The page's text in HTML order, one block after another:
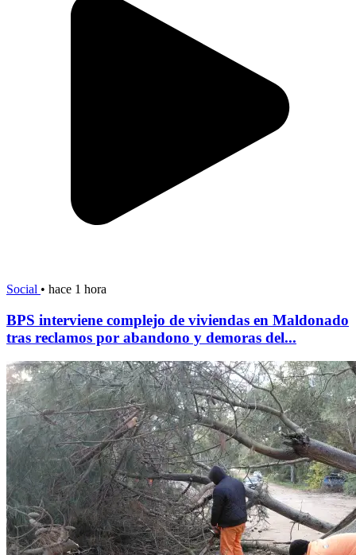
Social • hace 1 hora
BPS interviene complejo de viviendas en Maldonado
tras reclamos por abandono y demoras del...